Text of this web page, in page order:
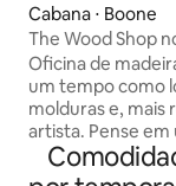
Cabana ⋅ Boone
The Wood Shop
Oficina de
um tempo como
molduras e,
artista. Pense
que encontra
completo com